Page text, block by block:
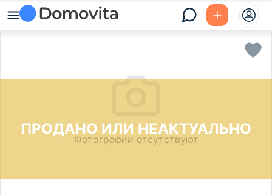
ПРОДАНО ИЛИ НЕАКТУАЛЬНО
Фотографии отсутствуют